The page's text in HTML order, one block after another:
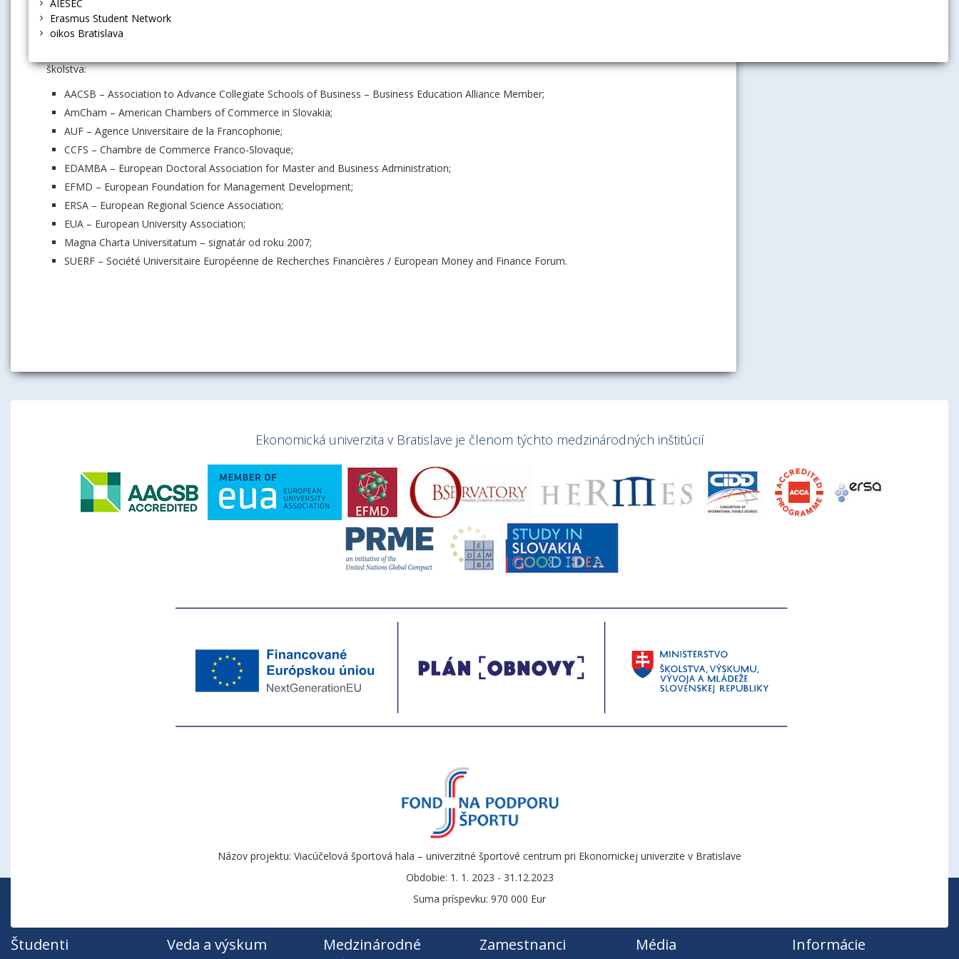
AIESEC
Erasmus Student Network
oikos Bratislava
Medzinárodné organizácie
školstva:
AACSB – Association to Advance Collegiate Schools of Business – Business Education Alliance Member;
AmCham – American Chambers of Commerce in Slovakia;
AUF – Agence Universitaire de la Francophonie;
CCFS – Chambre de Commerce Franco-Slovaque;
EDAMBA – European Doctoral Association for Master and Business Administration;
EFMD – European Foundation for Management Development;
ERSA – European Regional Science Association;
EUA – European University Association;
Magna Charta Universitatum – signatár od roku 2007;
SUERF – Société Universitaire Européenne de Recherches Financières / European Money and Finance Forum.
Ekonomická univerzita v Bratislave je členom týchto medzinárodných inštitúcií
Názov projektu: Viacúčelová športová hala – univerzitné športové centrum pri Ekonomickej univerzite v Bratislave
Obdobie: 1. 1. 2023 - 31.12.2023
Suma príspevku: 970 000 Eur
Študenti Veda a výskum
Medzinárodné
Zamestnanci Média Informácie